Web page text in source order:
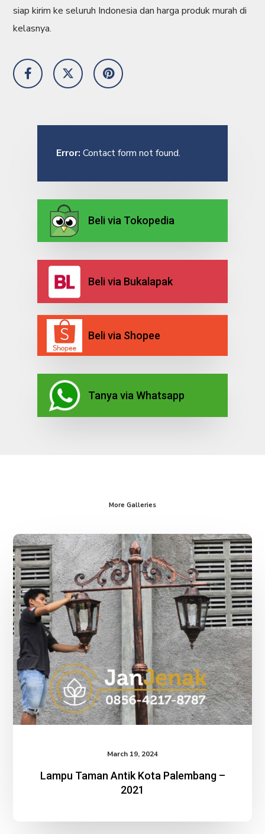
siap kirim ke seluruh Indonesia dan harga produk murah di
kelasnya.
Error: Contact form not found.
Beli via Tokopedia
Beli via Bukalapak
Beli via Shopee
Tanya via Whatsapp
More Galleries
Lampu
Taman
Antik
Kota
Palembang
–
2021
March 19, 2024
Lampu Taman Antik Kota Palembang –
2021